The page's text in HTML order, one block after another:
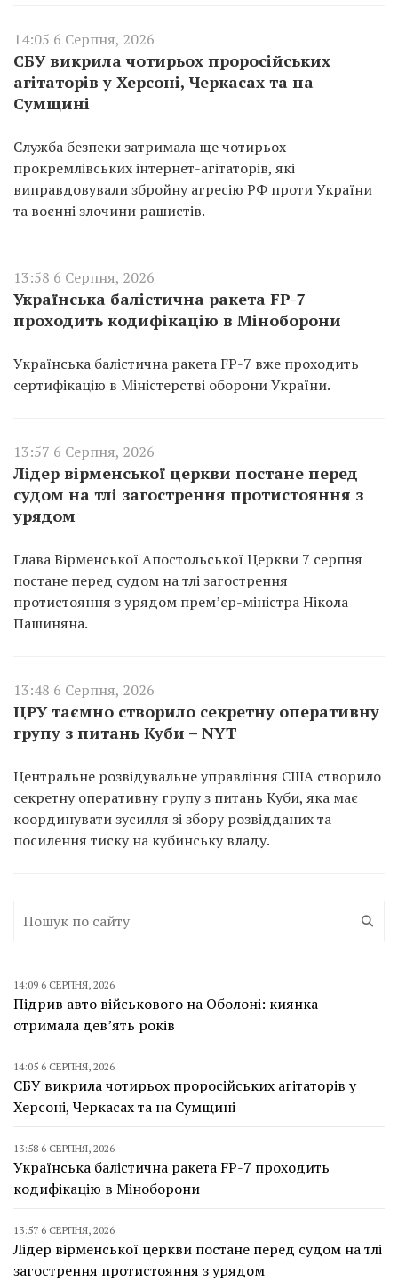
14:05 6 Серпня, 2026
СБУ викрила чотирьох проросійських
агітаторів у Херсоні, Черкасах та на
Сумщині
Служба безпеки затримала ще чотирьох
прокремлівських інтернет-агітаторів, які
виправдовували збройну агресію РФ проти України
та воєнні злочини рашистів.
13:58 6 Серпня, 2026
Українська балістична ракета FP-7
проходить кодифікацію в Міноборони
Українська балістична ракета FP-7 вже проходить
сертифікацію в Міністерстві оборони України.
13:57 6 Серпня, 2026
Лідер вірменської церкви постане перед
судом на тлі загострення протистояння з
урядом
Глава Вірменської Апостольської Церкви 7 серпня
постане перед судом на тлі загострення
протистояння з урядом прем’єр-міністра Нікола
Пашиняна.
13:48 6 Серпня, 2026
ЦРУ таємно створило секретну оперативну
групу з питань Куби – NYT
Центральне розвідувальне управління США створило
секретну оперативну групу з питань Куби, яка має
координувати зусилля зі збору розвідданих та
посилення тиску на кубинську владу.
14:09 6 СЕРПНЯ, 2026
Підрив авто військового на Оболоні: киянка
отримала дев’ять років
14:05 6 СЕРПНЯ, 2026
СБУ викрила чотирьох проросійських агітаторів у
Херсоні, Черкасах та на Сумщині
13:58 6 СЕРПНЯ, 2026
Українська балістична ракета FP-7 проходить
кодифікацію в Міноборони
13:57 6 СЕРПНЯ, 2026
Лідер вірменської церкви постане перед судом на тлі
загострення протистояння з урядом